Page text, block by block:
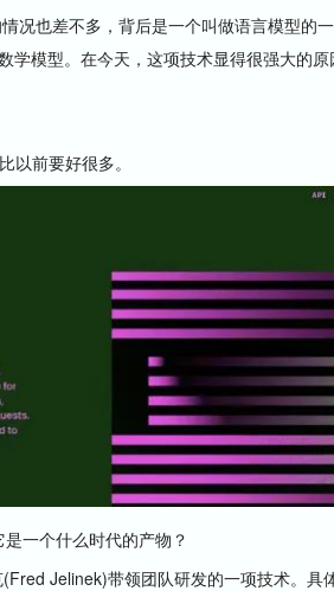
也差不多，背后是一个叫做语言模型的
学模型。在今天，这项技术显得很强大的原
以前要好很多。
一个什么时代的产物？
Jelinek)带领团队研发的一项技术。具